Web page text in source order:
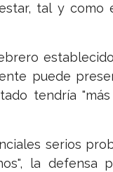
tal y como
puede
tendría
serios
la